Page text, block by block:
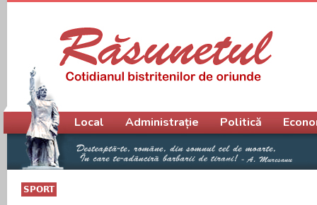
SPORT
Meniu principal
Local Administrație Politică